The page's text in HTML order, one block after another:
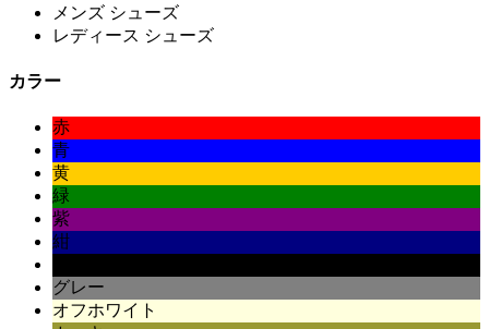
メンズ シューズ
レディース シューズ
カラー
赤
青
黄
緑
紫
紺
グレー
オフホワイト